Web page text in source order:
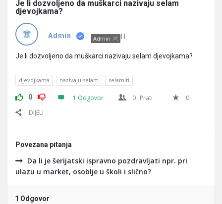
Latest
Pitanja
Je li dozvoljeno da muškarci nazivaju selam
djevojkama?
Admin Admin IT
Je li dozvoljeno da muškarci nazivaju selam djevojkama?
djevojkama nazivaju selam selamiti
0 1 Odgovor 0 Prati
0
DIJELI
Povezana pitanja
Da li je šerijatski ispravno pozdravljati npr. pri
ulazu u market, osoblje u školi i slično?
1 Odgovor